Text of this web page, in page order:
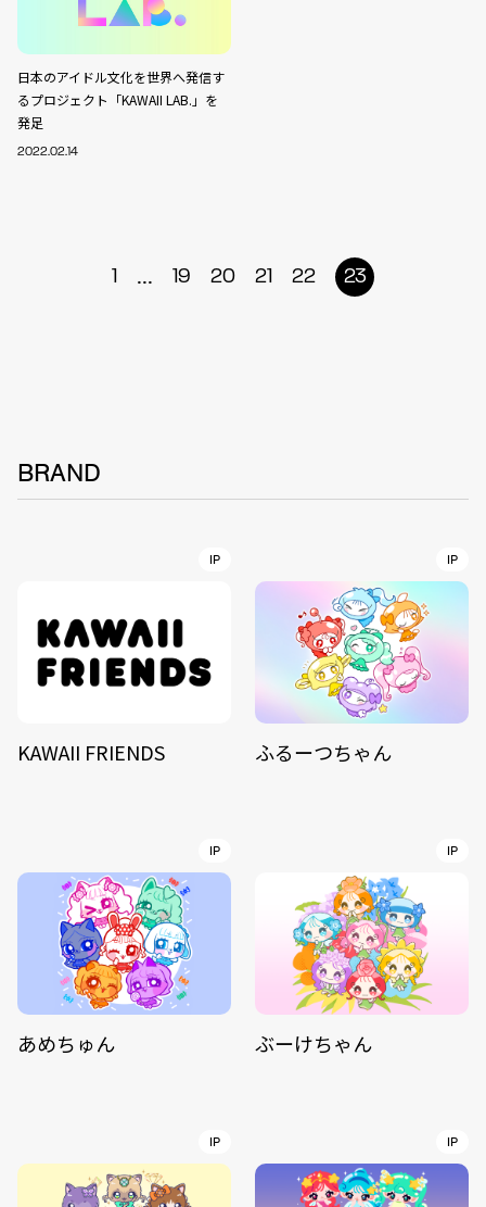
日本のアイドル文化を世界へ発信す
るプロジェクト「KAWAII LAB.」を
発足
2022.02.14
1 ... 19 20 21 22 23
BRAND
IP
KAWAII FRIENDS
IP
ふるーつちゃん
IP
あめちゅん
IP
ぶーけちゃん
IP IP